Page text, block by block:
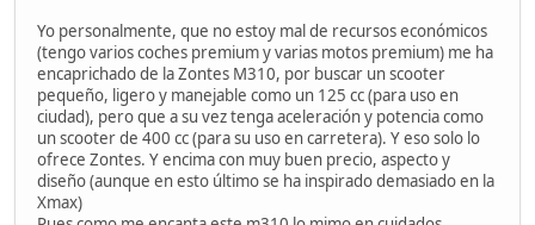
Yo personalmente, que no estoy mal de recursos económicos
(tengo varios coches premium y varias motos premium) me ha
encaprichado de la Zontes M310, por buscar un scooter
pequeño, ligero y manejable como un 125 cc (para uso en
ciudad), pero que a su vez tenga aceleración y potencia como
un scooter de 400 cc (para su uso en carretera). Y eso solo lo
ofrece Zontes. Y encima con muy buen precio, aspecto y
diseño (aunque en esto último se ha inspirado demasiado en la
Xmax)